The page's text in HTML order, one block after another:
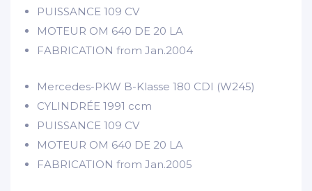
PUISSANCE 109 CV
MOTEUR OM 640 DE 20 LA
FABRICATION from Jan.2004
Mercedes-PKW B-Klasse 180 CDI (W245)
CYLINDRÉE 1991 ccm
PUISSANCE 109 CV
MOTEUR OM 640 DE 20 LA
FABRICATION from Jan.2005